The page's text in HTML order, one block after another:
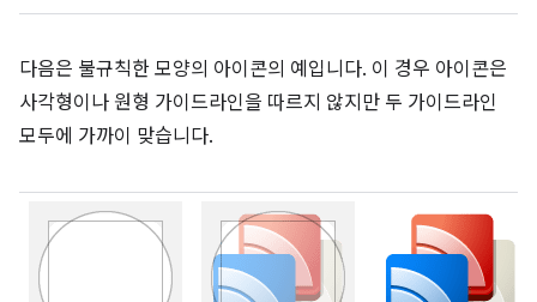
다음은 불규칙한 모양의 아이콘의 예입니다. 이 경우 아이콘은
사각형이나 원형 가이드라인을 따르지 않지만 두 가이드라인
모두에 가까이 맞습니다.